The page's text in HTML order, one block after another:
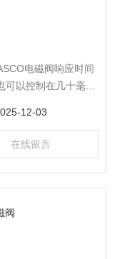
电磁阀响应时间
以控制在几十毫秒
到只需触发动作，
外形尺寸小，既节省
12-03
在线留言